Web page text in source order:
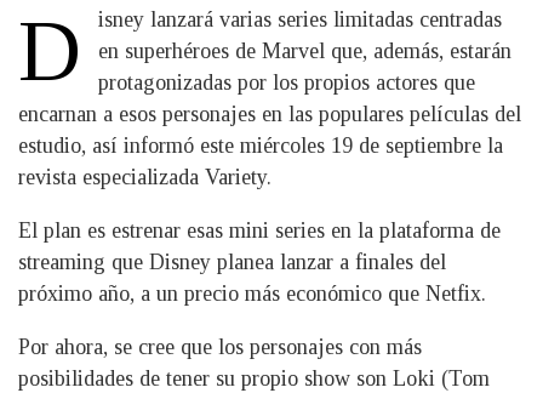
D
isney lanzará varias series limitadas centradas
en superhéroes de Marvel que, además, estarán
protagonizadas por los propios actores que
encarnan a esos personajes en las populares películas del
estudio, así informó este miércoles 19 de septiembre la
revista especializada Variety.
El plan es estrenar esas mini series en la plataforma de
streaming que Disney planea lanzar a finales del
próximo año, a un precio más económico que Netfix.
Por ahora, se cree que los personajes con más
posibilidades de tener su propio show son Loki (Tom